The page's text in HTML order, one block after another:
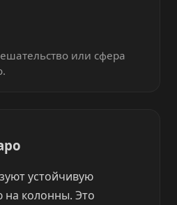
или сфера
устойчивую
на колонны. Это